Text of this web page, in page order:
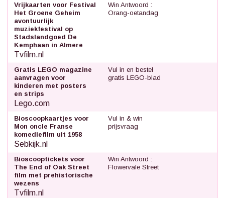
Vrijkaarten voor Festival
Het Groene Geheim
avontuurlijk
muziekfestival op
Stadslandgoed De
Kemphaan in Almere
Tvfilm.nl
Win Antwoord :
Orang-oetandag
Gratis LEGO magazine
aanvragen voor
kinderen met posters
en strips
Lego.com
Vul in en bestel
gratis LEGO-blad
Bioscoopkaartjes voor
Mon oncle Franse
komediefilm uit 1958
Sebkijk.nl
Vul in & win
prijsvraag
Bioscooptickets voor
The End of Oak Street
film met prehistorische
wezens
Tvfilm.nl
Win Antwoord :
Flowervale Street